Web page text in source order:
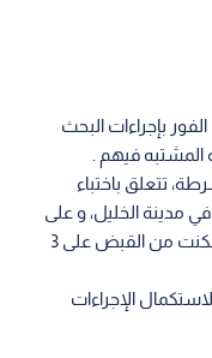
بإجراءات البحث
فيهم .
تتعلق باختباء
مدينة الخليل، و على
الفور تحركت قوة من الشرطة للمكان وتمكنت من القبض على 3
الإجراءات